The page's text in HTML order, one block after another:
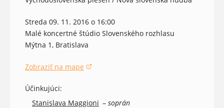
Streda 09. 11. 2016 o 16:00
Malé koncertné štúdio Slovenského rozhlasu
Mýtna 1, Bratislava
Zobraziť na mape
(otvorí sa v novom okne)
Účinkujúci:
Stanislava Maggioni – soprán